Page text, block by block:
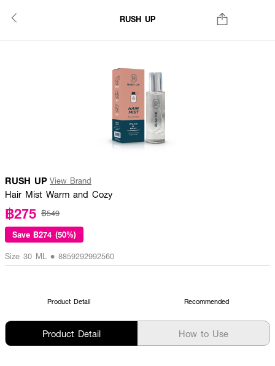
RUSH UP
RUSH UP View Brand
Hair Mist Warm and Cozy
฿275 ฿549
Save ฿274 (50%)
Size 30 ML • 8859292992560
Product Detail Recommended
Product Detail How to Use